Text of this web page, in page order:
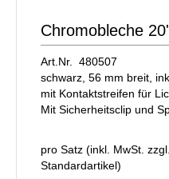
Chromobleche 20'
Art.Nr. 480507
schwarz, 56 mm breit,
mit Kontaktstreifen für
Mit Sicherheitsclip und
pro Satz (inkl. MwSt. zzgl.
Standardartikel)